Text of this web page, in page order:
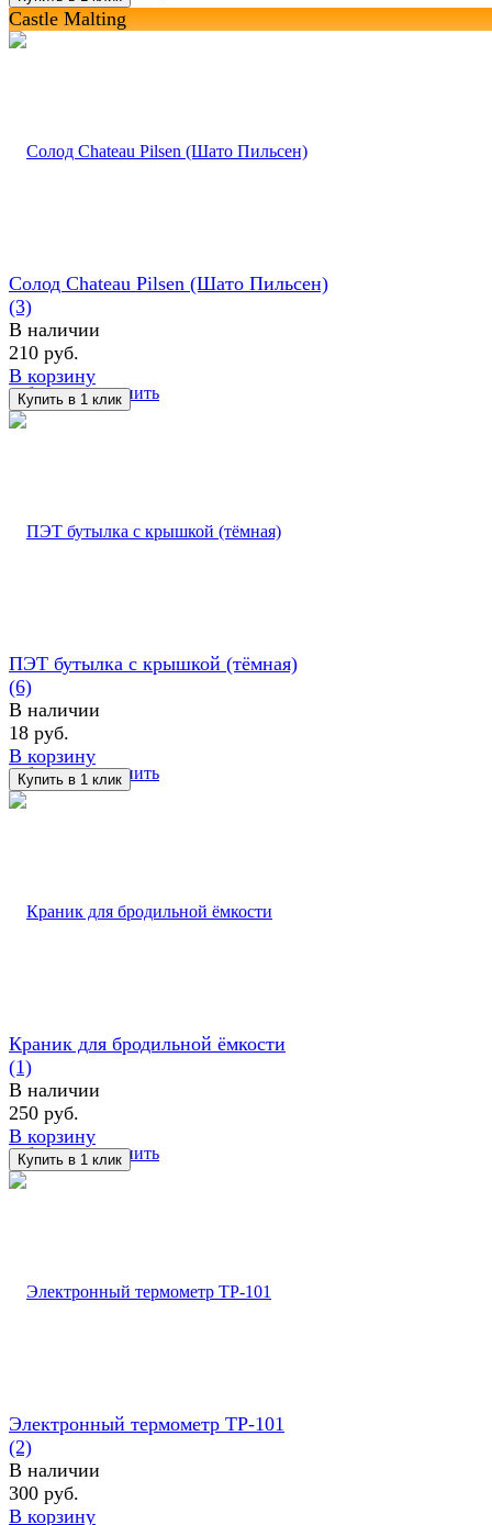
Castle Malting
избранное сравнить
Солод Chateau Pilsen (Шато Пильсен)
(3)
В наличии
210 руб.
В корзину
избранное сравнить
ПЭТ бутылка с крышкой (тёмная)
(6)
В наличии
18 руб.
В корзину
избранное сравнить
Краник для бродильной ёмкости
(1)
В наличии
250 руб.
В корзину
Электронный термометр TP-101
(2)
В наличии
300 руб.
В корзину